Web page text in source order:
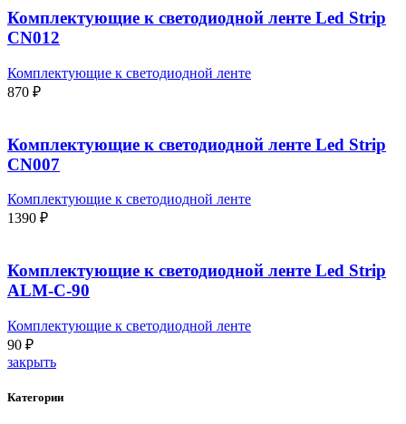
Комплектующие к светодиодной ленте Led Strip
CN012
Комплектующие к светодиодной ленте
870 ₽
Комплектующие к светодиодной ленте Led Strip
CN007
Комплектующие к светодиодной ленте
1390 ₽
Комплектующие к светодиодной ленте Led Strip
ALM-C-90
Комплектующие к светодиодной ленте
90 ₽
закрыть
Категории